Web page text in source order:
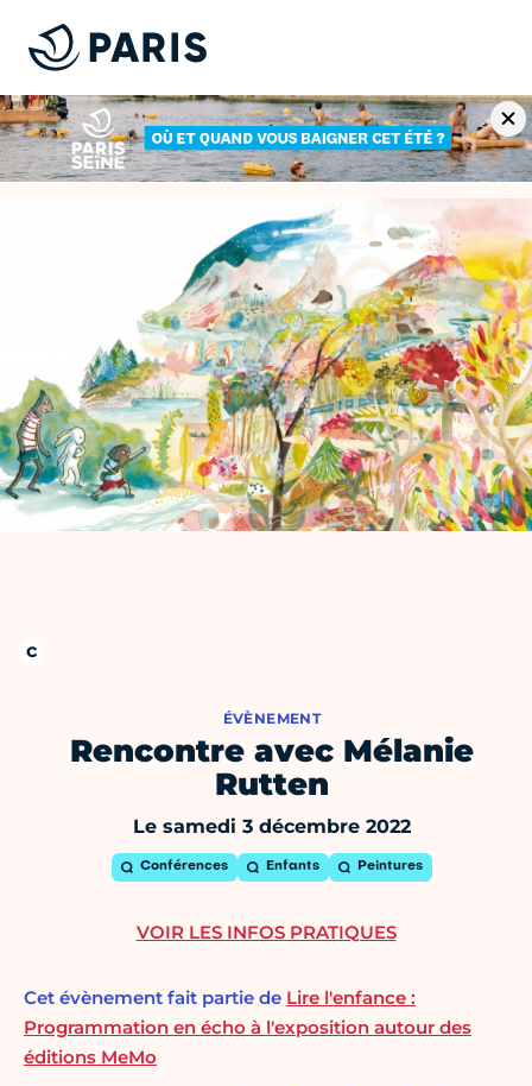
ÉVÈNEMENT
Rencontre avec Mélanie
Rutten
Le samedi 3 décembre 2022
Conférences Enfants Peintures
Cet évènement fait partie de Lire l'enfance :
Programmation en écho à l'exposition autour des
éditions MeMo
VOIR LES INFOS PRATIQUES